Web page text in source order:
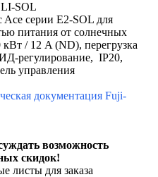
SOL
Ace серии E2-SOL для
питания от солнечных
/ 12 A (ND), перегрузка
регулирование, IP20,
управления
возможность
скидок!
листы для заказа